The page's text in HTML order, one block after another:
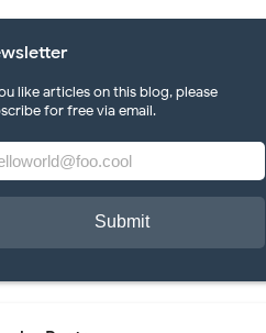
like articles on this blog, please
for free via email.